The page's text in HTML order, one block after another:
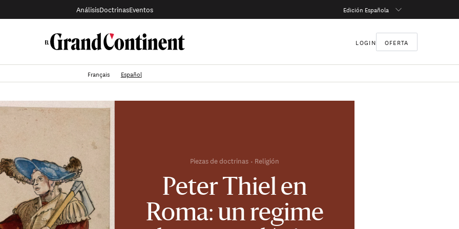
AnálisisDoctrinasEventos Edición Española
LOGIN OFERTA
Français Español
Peter Thiel en
Roma: un regime
Piezas de doctrinas Religión